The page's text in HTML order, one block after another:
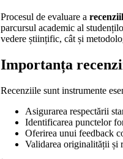
Procesul de evaluare a
parcursul academic al
vedere științific, cât și
Importanța
Recenziile sunt instrumente
Asigurarea respectării
Identificarea punctelor
Oferirea unui feedback
Validarea originalității și